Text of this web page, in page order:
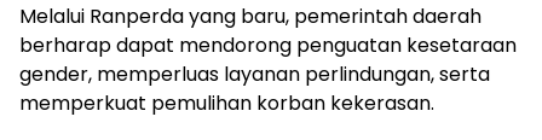
Melalui Ranperda yang baru, pemerintah daerah
berharap dapat mendorong penguatan kesetaraan
gender, memperluas layanan perlindungan, serta
memperkuat pemulihan korban kekerasan.